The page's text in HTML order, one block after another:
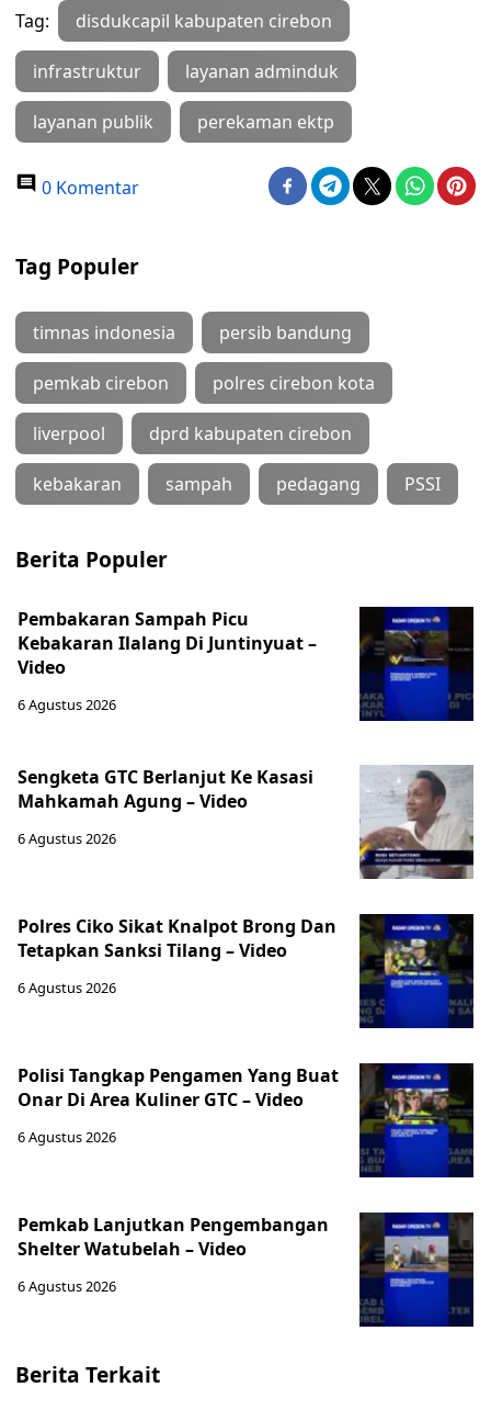
Tag: disdukcapil kabupaten cirebon
infrastruktur layanan adminduk
layanan publik perekaman ektp
0 Komentar
Tag Populer
timnas indonesia persib bandung
pemkab cirebon polres cirebon kota
liverpool dprd kabupaten cirebon
kebakaran sampah pedagang PSSI
Berita Populer
Pembakaran Sampah Picu
Kebakaran Ilalang Di Juntinyuat –
Video
6 Agustus 2026
Sengketa GTC Berlanjut Ke Kasasi
Mahkamah Agung – Video
6 Agustus 2026
Polres Ciko Sikat Knalpot Brong Dan
Tetapkan Sanksi Tilang – Video
6 Agustus 2026
Polisi Tangkap Pengamen Yang Buat
Onar Di Area Kuliner GTC – Video
6 Agustus 2026
‎Pemkab Lanjutkan Pengembangan
Shelter Watubelah – Video
6 Agustus 2026
Berita Terkait